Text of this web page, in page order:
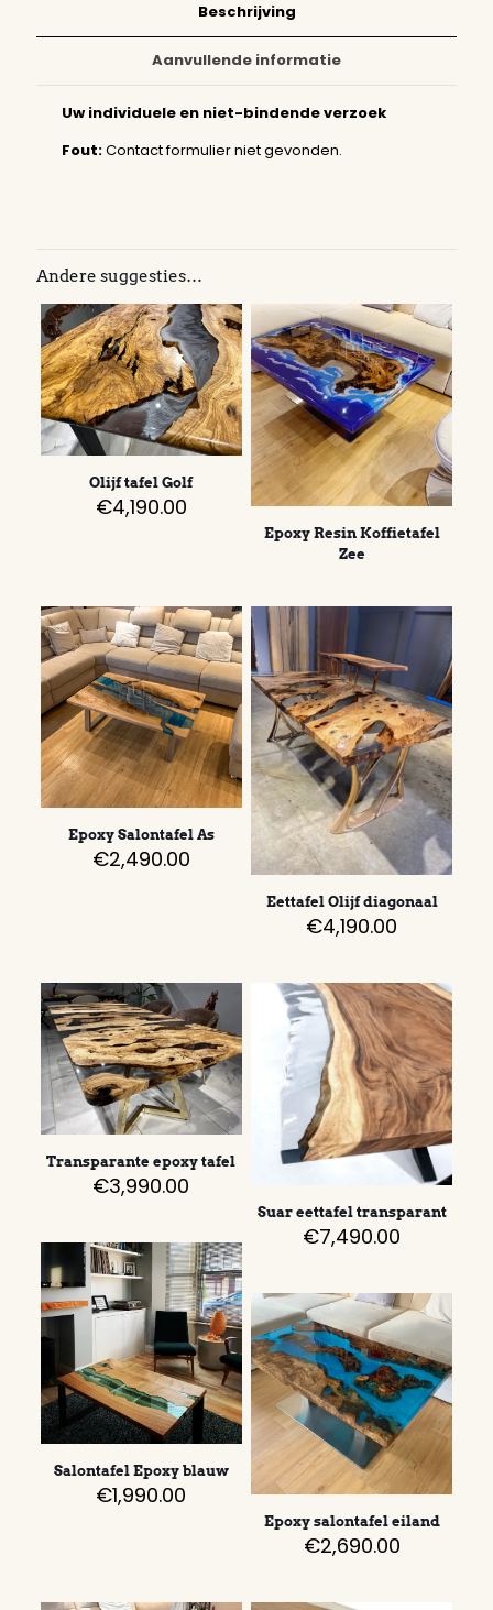
Beschrijving
Aanvullende informatie
Uw individuele en niet-bindende verzoek
Fout:Contact formulier niet gevonden.
Andere suggesties…
Olijf tafel Golf
€4,190.00
Epoxy Resin Koffietafel
Zee
Epoxy Salontafel As
€2,490.00
Eettafel Olijf diagonaal
€4,190.00
Transparante epoxy tafel
€3,990.00
Suar eettafel transparant
€7,490.00
Salontafel Epoxy blauw
€1,990.00
Epoxy salontafel eiland
€2,690.00